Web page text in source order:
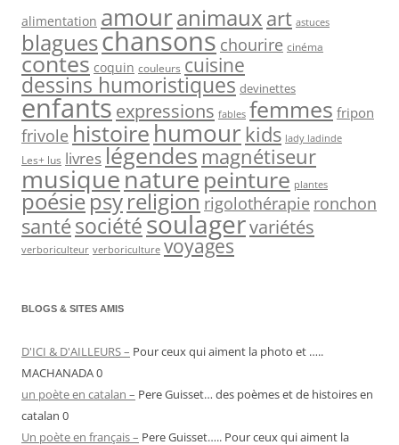
alimentation amouranimaux art astuces
blagueschansons chourire cinéma
contes coquin couleurs cuisine
dessins humoristiques devinettes
enfantsexpressions fables femmes fripon
frivole histoire humour kids lady ladinde
Les+ lus livreslégendes magnétiseur
musiquenature peinture plantes
poésiepsyreligion rigolothérapie ronchon
santésociétésoulagervariétés
verboriculteur verboriculture voyages
BLOGS & SITES AMIS
D'ICI & D'AILLEURS – Pour ceux qui aiment la photo et …..
MACHANADA 0
un poète en catalan – Pere Guisset… des poèmes et de histoires en
catalan 0
Un poète en français – Pere Guisset….. Pour ceux qui aiment la